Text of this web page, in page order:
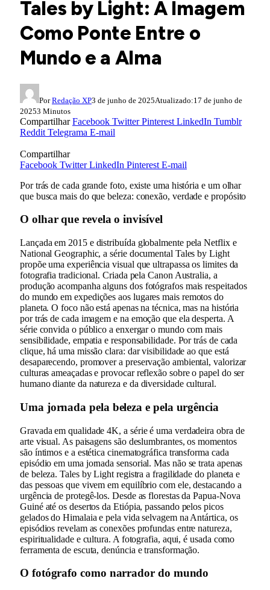
Tales by Light: A Imagem
Como Ponte Entre o
Mundo e a Alma
Por Redação XP3 de junho de 2025Atualizado:17 de junho de
20253 Minutos
CompartilharFacebook Twitter Pinterest LinkedIn Tumblr
Reddit Telegrama E-mail
Compartilhar
Facebook Twitter LinkedIn Pinterest E-mail
Por trás de cada grande foto, existe uma história e um olhar
que busca mais do que beleza: conexão, verdade e propósito
O olhar que revela o invisível
Lançada em 2015 e distribuída globalmente pela Netflix e
National Geographic, a série documental Tales by Light
propõe uma experiência visual que ultrapassa os limites da
fotografia tradicional. Criada pela Canon Australia, a
produção acompanha alguns dos fotógrafos mais respeitados
do mundo em expedições aos lugares mais remotos do
planeta. O foco não está apenas na técnica, mas na história
por trás de cada imagem e na emoção que ela desperta. A
série convida o público a enxergar o mundo com mais
sensibilidade, empatia e responsabilidade. Por trás de cada
clique, há uma missão clara: dar visibilidade ao que está
desaparecendo, promover a preservação ambiental, valorizar
culturas ameaçadas e provocar reflexão sobre o papel do ser
humano diante da natureza e da diversidade cultural.
Uma jornada pela beleza e pela urgência
Gravada em qualidade 4K, a série é uma verdadeira obra de
arte visual. As paisagens são deslumbrantes, os momentos
são íntimos e a estética cinematográfica transforma cada
episódio em uma jornada sensorial. Mas não se trata apenas
de beleza. Tales by Light registra a fragilidade do planeta e
das pessoas que vivem em equilíbrio com ele, destacando a
urgência de protegê-los. Desde as florestas da Papua-Nova
Guiné até os desertos da Etiópia, passando pelos picos
gelados do Himalaia e pela vida selvagem na Antártica, os
episódios revelam as conexões profundas entre natureza,
espiritualidade e cultura. A fotografia, aqui, é usada como
ferramenta de escuta, denúncia e transformação.
O fotógrafo como narrador do mundo